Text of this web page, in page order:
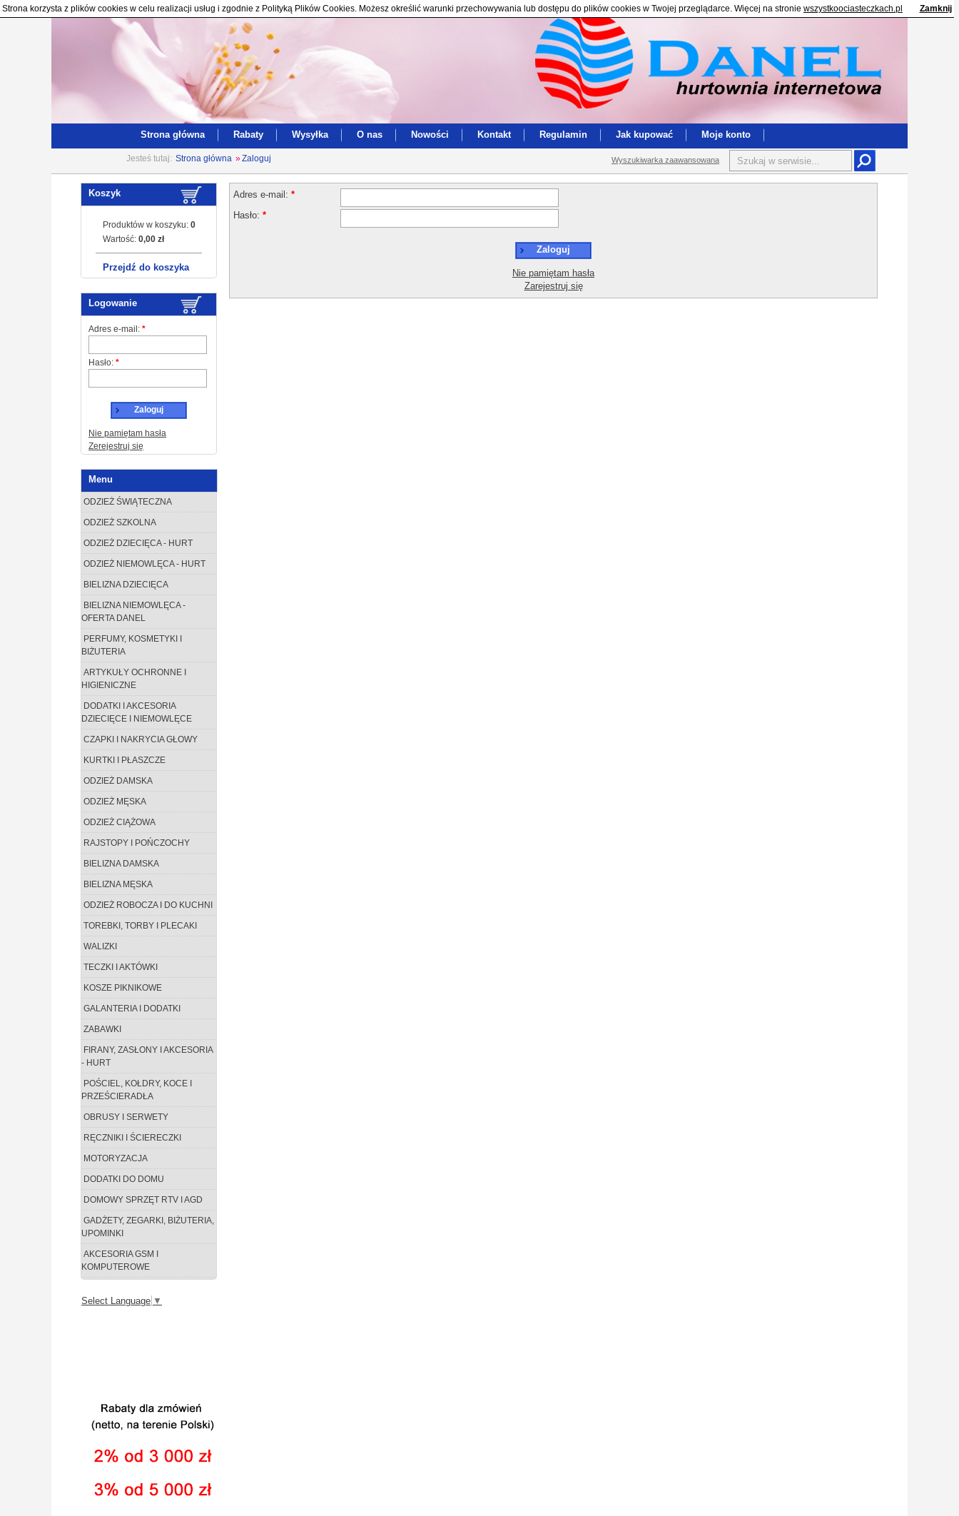
Strona korzysta z plików cookies w celu realizacji usług i zgodnie z Polityką Plików Cookies. Możesz określić warunki przechowywania lub dostępu do plików cookies w Twojej przeglądarce. Więcej na stronie wszystkoociasteczkach.pl Zamknij
Wyszukiwarka zaawansowana
Strona główna Rabaty Wysyłka O nas Nowości Kontakt Regulamin Jak kupować Moje konto
Jesteś tutaj: Strona główna »Zaloguj
Koszyk
Produktów w koszyku: 0
Wartość: 0,00 zł
Przejdź do koszyka
Logowanie
Adres e-mail: *
Hasło: *
Zaloguj
Nie pamiętam hasła
Zerejestruj się
Menu
ODZIEŻ ŚWIĄTECZNA
ODZIEŻ SZKOLNA
ODZIEŻ DZIECIĘCA - HURT
ODZIEŻ NIEMOWLĘCA - HURT
BIELIZNA DZIECIĘCA
BIELIZNA NIEMOWLĘCA -
OFERTA DANEL
PERFUMY, KOSMETYKI I
BIŻUTERIA
ARTYKUŁY OCHRONNE I
HIGIENICZNE
DODATKI I AKCESORIA
DZIECIĘCE I NIEMOWLĘCE
CZAPKI I NAKRYCIA GŁOWY
KURTKI I PŁASZCZE
ODZIEŻ DAMSKA
ODZIEŻ MĘSKA
ODZIEŻ CIĄŻOWA
RAJSTOPY I POŃCZOCHY
BIELIZNA DAMSKA
BIELIZNA MĘSKA
ODZIEŻ ROBOCZA I DO KUCHNI
TOREBKI, TORBY I PLECAKI
WALIZKI
TECZKI I AKTÓWKI
KOSZE PIKNIKOWE
GALANTERIA I DODATKI
ZABAWKI
FIRANY, ZASŁONY I AKCESORIA
- HURT
POŚCIEL, KOŁDRY, KOCE I
PRZEŚCIERADŁA
OBRUSY I SERWETY
RĘCZNIKI I ŚCIERECZKI
MOTORYZACJA
DODATKI DO DOMU
DOMOWY SPRZĘT RTV I AGD
GADŻETY, ZEGARKI, BIŻUTERIA,
UPOMINKI
AKCESORIA GSM I
KOMPUTEROWE
Select Language ▼
Adres e-mail: *
Hasło: *
Zaloguj
Nie pamiętam hasła
Zarejestruj się